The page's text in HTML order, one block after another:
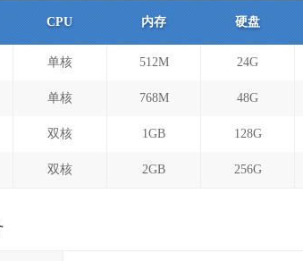
CPU 内存 硬盘
单核 512M 24G
单核 768M 48G
双核 1GB 128G
双核 2GB 256G